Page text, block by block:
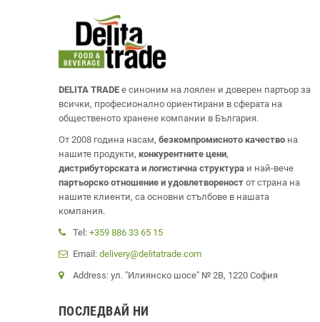
DELITA TRADE е синоним на лоялен и доверен партьор за
всички, професионално ориентирани в сферата на
общественото хранене компании в България.
От 2008 година насам, безкомпромисното качество на
нашите продукти, конкурентните цени,
дистрибуторската и логистична структура и най-вече
партьорско отношение и удовлетвореност от страна на
нашите клиенти, са основни стълбове в нашата
компания.
Tel: +359 886 33 65 15
Email: delivery@delitatrade.com
Address: ул. "Илиянско шосе" № 2В, 1220 София
ПОСЛЕДВАЙ НИ